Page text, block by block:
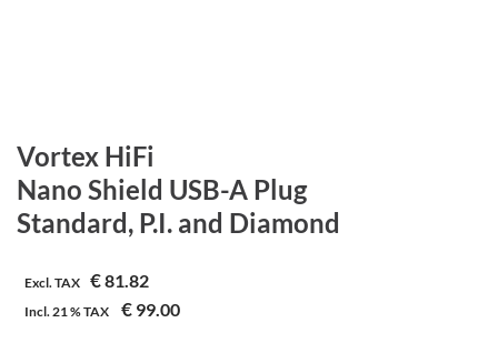
Vortex HiFi
Nano Shield USB-A Plug
Standard, P.I. and Diamond
Excl. TAX €81.82
Incl.21 %TAX € 99.00